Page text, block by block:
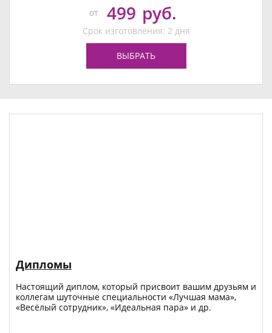
от 499 руб.
Срок изготовления: 2 дня
ВЫБРАТЬ
Дипломы
Настоящий диплом, который присвоит вашим друзьям и
коллегам шуточные специальности «Лучшая мама»,
«Весёлый сотрудник», «Идеальная пара» и др.